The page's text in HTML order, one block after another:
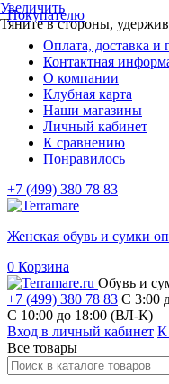
Покупателю
Оплата, доставка и
Контактная
О компании
Клубная карта
Наши магазины
Личный кабинет
К сравнению
Понравилось
+7 (499) 380 78 83
Женская обувь и сумки
0 Корзина
Обувь и
+7 (499) 380 78 83 С 3:00
C 10:00 до 18:00 (ВЛ-К)
Вход в личный кабинет К
Все товары
Увеличить
Тяните в стороны,